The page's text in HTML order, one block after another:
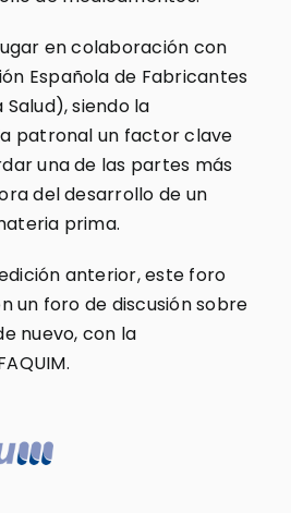
en colaboración con
Española de Fabricantes
siendo la
patronal un factor clave
una de las partes más
del desarrollo de un
prima.
anterior, este foro
un foro de discusión sobre
nuevo, con la